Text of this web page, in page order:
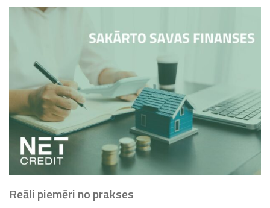
Reāli piemēri no prakses